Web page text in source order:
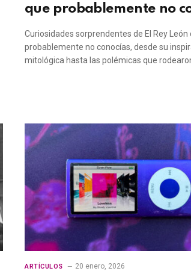
que probablemente no
Curiosidades sorprendentes de El Rey León
probablemente no conocías, desde su
mitológica hasta las polémicas que
ARTÍCULOS 20 enero, 2026